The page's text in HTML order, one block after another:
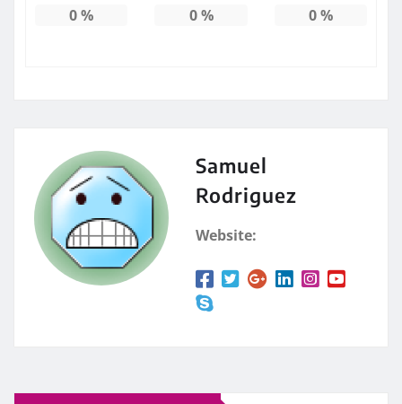
0% 0% 0%
Samuel
Rodriguez
Website: